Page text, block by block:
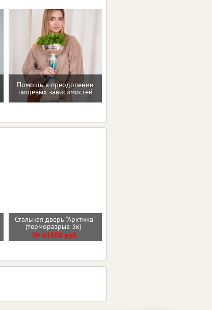
Помощь в преодолении
пищевых зависимостей
Стальная дверь "Арктика"
(терморазрыв 3к)
От 41500 руб.